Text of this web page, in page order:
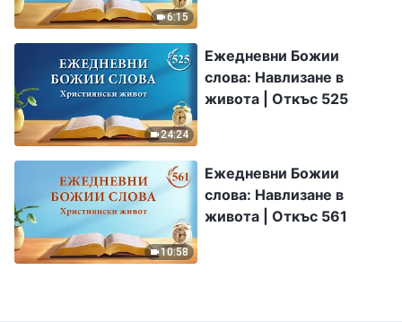
6:15
24:24
Ежедневни Божии
слова: Навлизане в
живота | Откъс 525
10:58
Ежедневни Божии
слова: Навлизане в
живота | Откъс 561